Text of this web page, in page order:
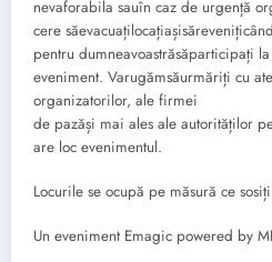
nevaforabila sauîn caz de urgență
cere
pentru dumneavoastrăsăparticipați la
eveniment. Varugămsăurmăriți cu
organizatorilor, ale firmei
de pazăși mai ales ale autorităților
are loc evenimentul.
Locurile se ocupă pe măsură ce
Un eveniment Emagic powered by